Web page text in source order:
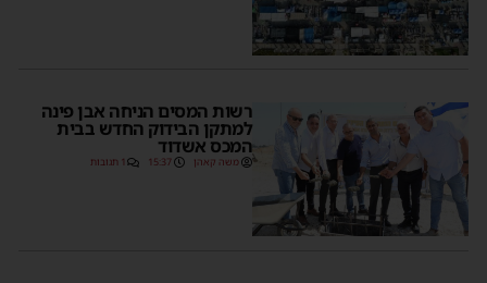
רשות המסים הניחה אבן פינה
למתקן הבידוק החדש בבית
המכס אשדוד
משה קאהן 15:37 1 תגובות